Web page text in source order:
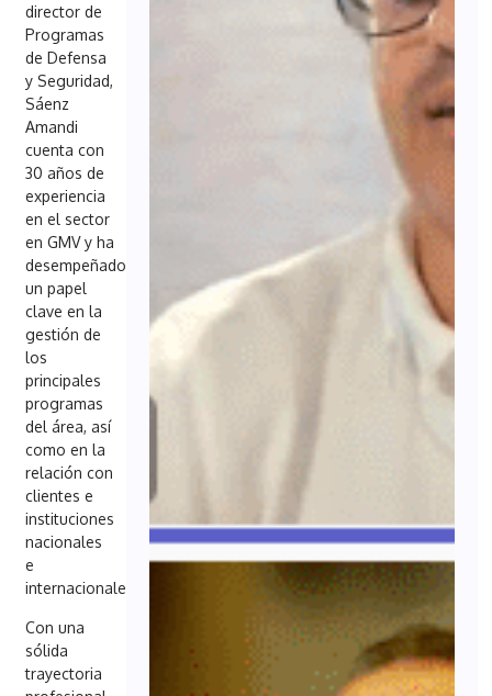
director de
Programas
de Defensa
y Seguridad,
Sáenz
Amandi
cuenta con
30 años de
experiencia
en el sector
en GMV y ha
desempeñado
un papel
clave en la
gestión de
los
principales
programas
del área, así
como en la
relación con
clientes e
instituciones
nacionales
e
internacionales.
Con una
sólida
trayectoria